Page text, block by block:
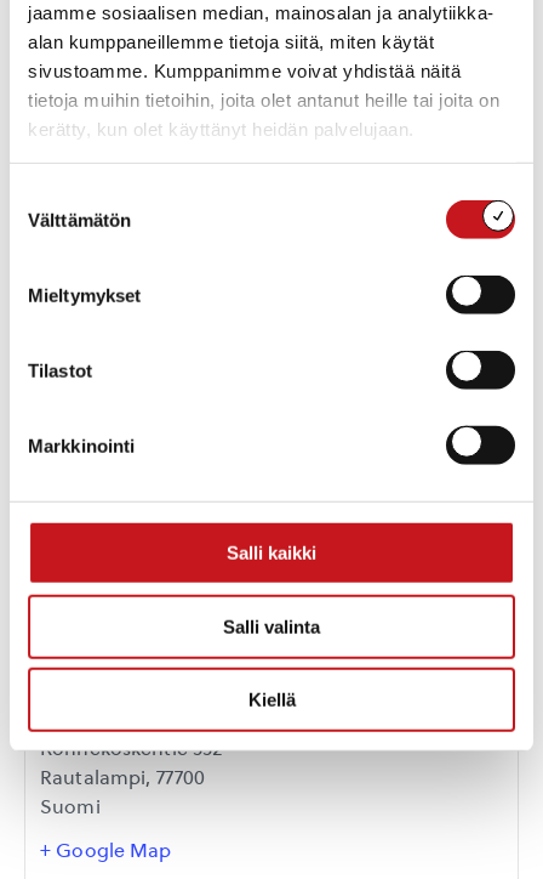
jaamme sosiaalisen median, mainosalan ja analytiikka-
alan kumppaneillemme tietoja siitä, miten käytät
sivustoamme. Kumppanimme voivat yhdistää näitä
tietoja muihin tietoihin, joita olet antanut heille tai joita on
kerätty, kun olet käyttänyt heidän palvelujaan.
valinta
Välttämätön
Mieltymykset
Tilastot
Markkinointi
Salli kaikki
Salli valinta
Kiellä
kansallispuisto
Rautalampi
Pohjois-
Savo
77700
Suomi
+ Google Map
Näytä Tapahtumapaikka
Törmälän loma- ja
Konnekoskentie 552
Rautalampi, 77700
Suomi
+ Google Map